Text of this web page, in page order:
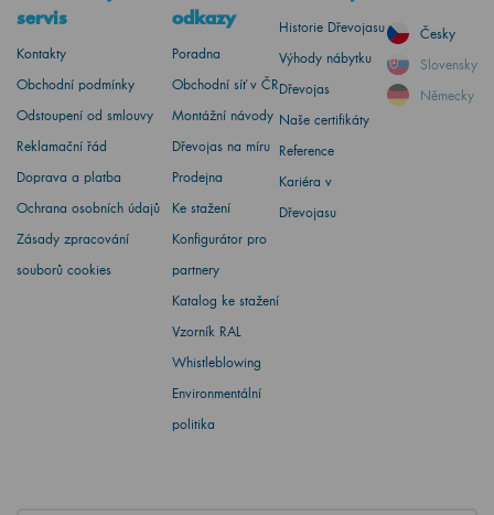
servis
Kontakty
Obchodní podmínky
Odstoupení od smlouvy
Reklamační řád
Doprava a platba
Ochrana osobních údajů
Zásady zpracování
souborů cookies
odkazy
Poradna
Obchodní síť v ČR
Montážní návody
Dřevojas na míru
Prodejna
Ke stažení
Konfigurátor pro
partnery
Katalog ke stažení
Vzorník RAL
Whistleblowing
Environmentální
politika
Historie Dřevojasu
Výhody nábytku
Dřevojas
Naše certifikáty
Reference
Kariéra v
Dřevojasu
Česky
Slovensky
Německy